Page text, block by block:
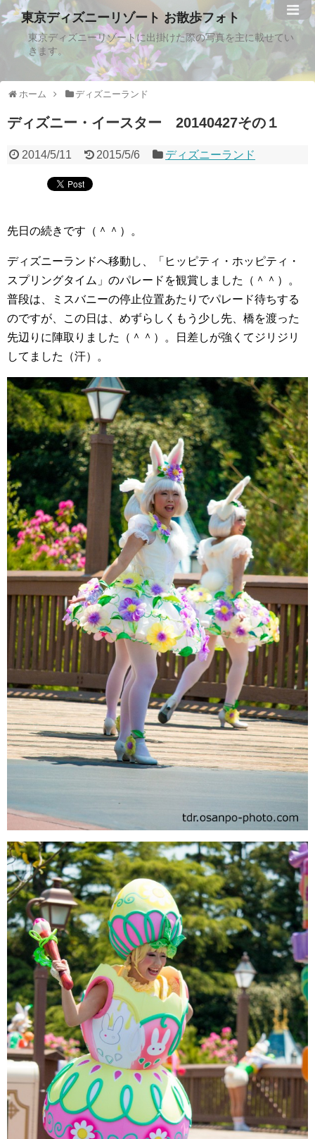
東京ディズニーリゾート お散歩フォト
東京ディズニーリゾートに出掛けた際の写真を主に載せてい
きます。
ホーム ディズニーランド
ディズニー・イースター 20140427その１
2014/5/11 2015/5/6 ディズニーランド
先日の続きです（＾＾）。
ディズニーランドへ移動し、「ヒッピティ・ホッピティ・
スプリングタイム」のパレードを観賞しました（＾＾）。
普段は、ミスバニーの停止位置あたりでパレード待ちする
のですが、この日は、めずらしくもう少し先、橋を渡った
先辺りに陣取りました（＾＾）。日差しが強くてジリジリ
してました（汗）。